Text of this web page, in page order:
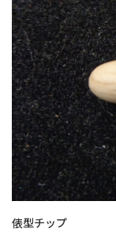
俵型チップ